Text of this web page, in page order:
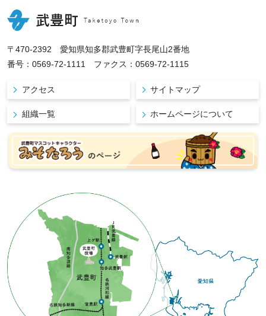
〒470-2392 愛知県知多郡武豊町字長尾山2番地
番号：0569-72-1111 ファクス：0569-72-1115
アクセス サイトマップ
組織一覧 ホームページについて